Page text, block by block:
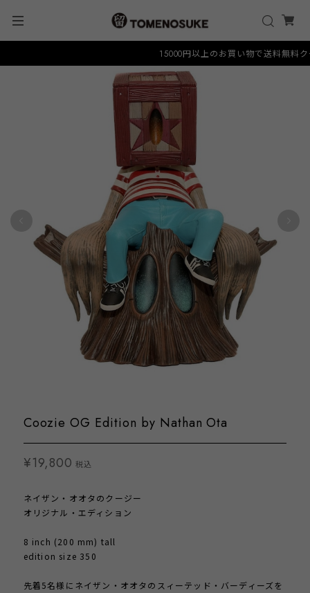
15000円以上のお買い物で送料無料ク
Coozie OG Edition by Nathan Ota
¥19,800 税込
ネイザン・オオタのクージー
オリジナル・エディション
8 inch (200 mm) tall
edition size 350
先着5名様にネイザン・オオタのスィーテッド・バーディーズを